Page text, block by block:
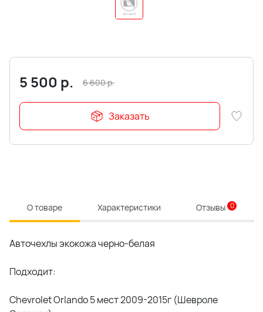
5 500 р. 6 600р.
Заказать
О товаре Характеристики Отзывы 0
Авточехлы экокожа черно-белая
Подходит:
Chevrolet Orlando 5 мест 2009-2015г (Шевроле